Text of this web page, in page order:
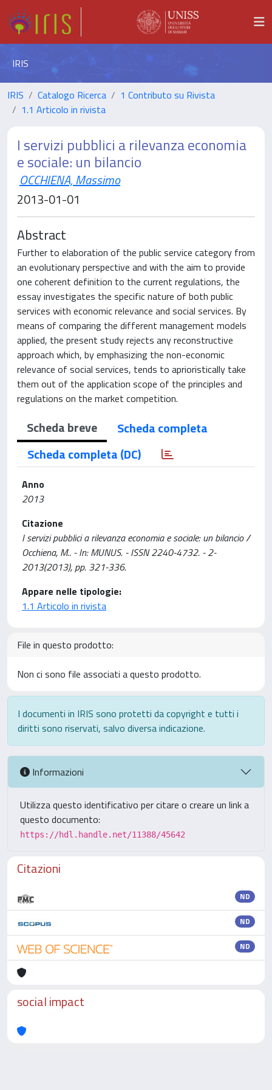
IRIS
IRIS Catalogo Ricerca
1 Contributo su Rivista
1.1 Articolo in rivista
I servizi pubblici a rilevanza economia
e sociale: un bilancio
OCCHIENA, Massimo
2013-01-01
Abstract
Further to elaboration of the public service category from
an evolutionary perspective and with the aim to provide
one coherent definition to the current regulations, the
essay investigates the specific nature of both public
services with economic relevance and social services. By
means of comparing the different management models
applied, the present study rejects any reconstructive
approach which, by emphasizing the non-economic
relevance of social services, tends to aprioristically take
them out of the application scope of the principles and
regulations on the market competition.
Scheda breve
Scheda completa
Scheda completa (DC)
Anno
2013
Citazione
I servizi pubblici a rilevanza economia e sociale: un bilancio /
Occhiena, M.. - In: MUNUS. - ISSN 2240-4732. - 2-
2013(2013), pp. 321-336.
Appare nelle tipologie:
1.1 Articolo in rivista
File in questo prodotto:
Non ci sono file associati a questo prodotto.
I documenti in IRIS sono protetti da copyright e tutti i
diritti sono riservati, salvo diversa indicazione.
Informazioni
Utilizza questo identificativo per citare o creare un link a
questo documento:
https://hdl.handle.net/11388/45642
Citazioni
ND
ND
ND
social impact